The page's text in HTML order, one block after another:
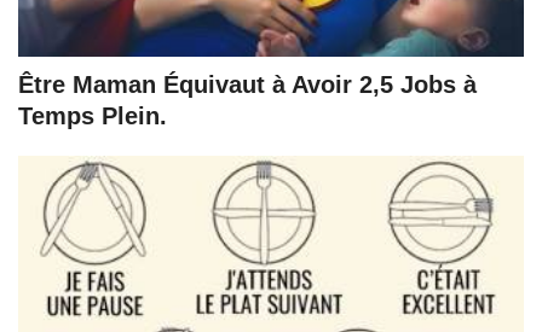
Être Maman Équivaut à Avoir 2,5 Jobs à
Temps Plein.